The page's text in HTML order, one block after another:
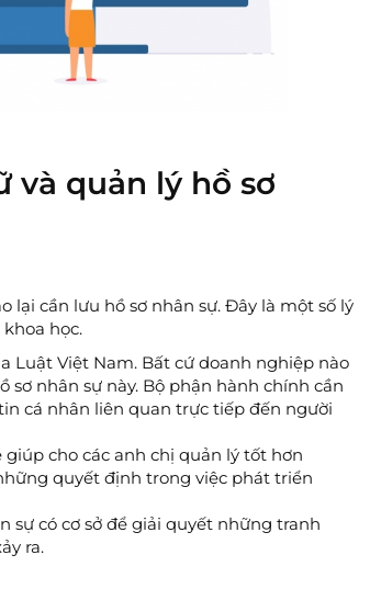
và quản lý hồ sơ
lại cần lưu hồ sơ nhân sự. Đây là một số lý
học.
Luật Việt Nam. Bất cứ doanh nghiệp nào
nhân sự này. Bộ phận hành chính cần
cá nhân liên quan trực tiếp đến người
giúp cho các anh chị quản lý tốt hơn
quyết định trong việc phát triển
sự có cơ sở để giải quyết những tranh
ra.